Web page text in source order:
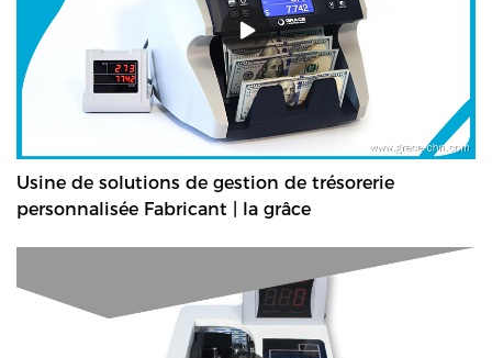
devises qui est utilisé dans les casinos et autres endroits où de
grandes sommes d'argent sont manipulées pour trier et identifier
rapidement les billets par dénomination. Nous avons une large
gamme de machines de tri de devises, accessoires et autres
produits connexes. Veuillez nous contacter si vous êtes intéressé
Usine de solutions de gestion de trésorerie
personnalisée Fabricant | la grâce